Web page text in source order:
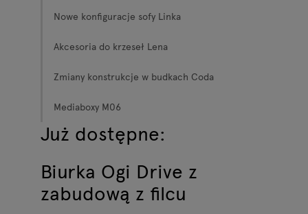
Nowe konfiguracje sofy Linka
Akcesoria do krzeseł Lena
Zmiany konstrukcje w budkach Coda
Mediaboxy M06
Już dostępne:
Biurka Ogi Drive z
zabudową z filcu